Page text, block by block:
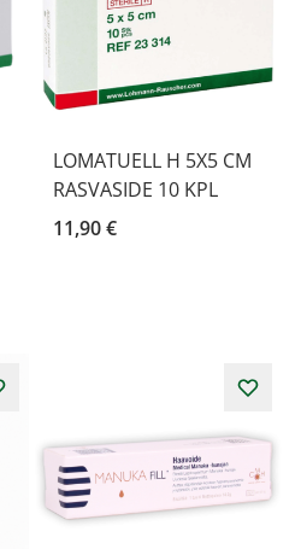
LOMATUELL H 5X5 CM
RASVASIDE 10 KPL
11,90 €